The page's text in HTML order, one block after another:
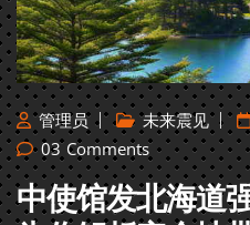
管理员 未来震见
03 Comments
中使馆发北海道